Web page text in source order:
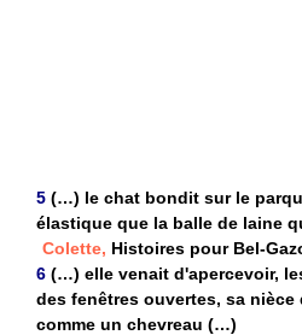
5 (…) le chat bondit sur le
élastique que la balle de laine
Colette, Histoires pour Bel-
6 (…) elle venait d'apercevoir,
des fenêtres ouvertes, sa
comme un chevreau (…)